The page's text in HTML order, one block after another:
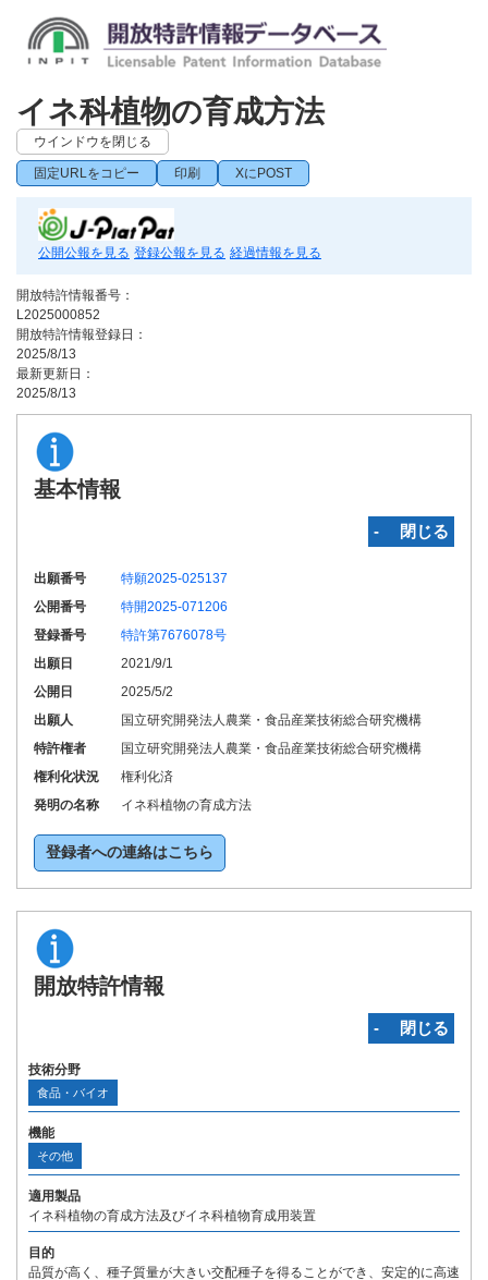
イネ科植物の育成方法
ウインドウを閉じる
固定URLをコピー 印刷 XにPOST
公開公報を見る 登録公報を見る 経過情報を見る
開放特許情報番号：
L2025000852
開放特許情報登録日：
2025/8/13
最新更新日：
2025/8/13
基本情報
‐ 閉じる
出願番号
特願2025-025137
公開番号
特開2025-071206
登録番号
特許第7676078号
出願日
2021/9/1
公開日
2025/5/2
出願人
国立研究開発法人農業・食品産業技術総合研究機構
特許権者
国立研究開発法人農業・食品産業技術総合研究機構
権利化状況
権利化済
発明の名称
イネ科植物の育成方法
登録者への連絡はこちら
開放特許情報
‐ 閉じる
技術分野
食品・バイオ
機能
その他
適用製品
イネ科植物の育成方法及びイネ科植物育成用装置
目的
品質が高く、種子質量が大きい交配種子を得ることができ、安定的に高速